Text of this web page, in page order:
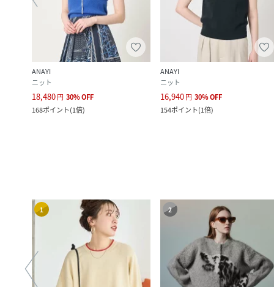
ANAYI
ニット
18,480円 30%OFF
168ポイント(1倍)
ANAYI
ニット
16,940円 30%OFF
154ポイント(1倍)
1 2